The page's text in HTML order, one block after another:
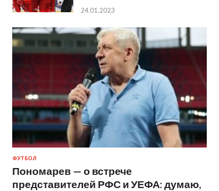
24.01.2023
ФУТБОЛ
Пономарев — о встрече
представителей РФС и УЕФА: думаю,